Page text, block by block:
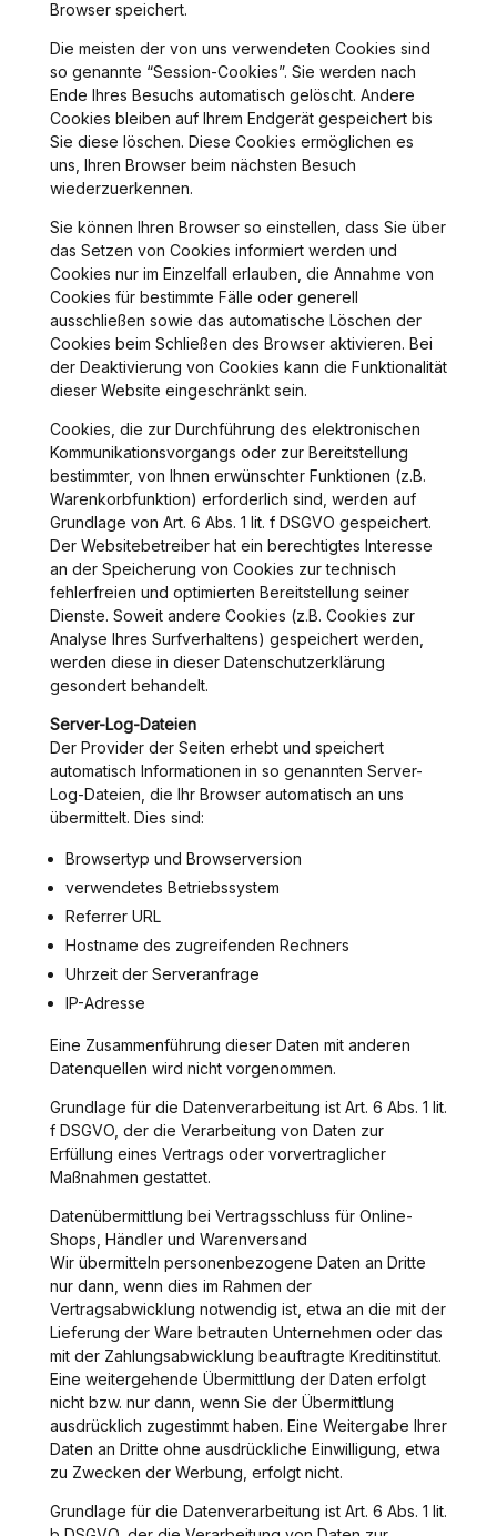
Browser speichert.
Die meisten der von uns verwendeten Cookies sind
so genannte “Session-Cookies”. Sie werden nach
Ende Ihres Besuchs automatisch gelöscht. Andere
Cookies bleiben auf Ihrem Endgerät gespeichert bis
Sie diese löschen. Diese Cookies ermöglichen es
uns, Ihren Browser beim nächsten Besuch
wiederzuerkennen.
Sie können Ihren Browser so einstellen, dass Sie über
das Setzen von Cookies informiert werden und
Cookies nur im Einzelfall erlauben, die Annahme von
Cookies für bestimmte Fälle oder generell
ausschließen sowie das automatische Löschen der
Cookies beim Schließen des Browser aktivieren. Bei
der Deaktivierung von Cookies kann die Funktionalität
dieser Website eingeschränkt sein.
Cookies, die zur Durchführung des elektronischen
Kommunikationsvorgangs oder zur Bereitstellung
bestimmter, von Ihnen erwünschter Funktionen (z.B.
Warenkorbfunktion) erforderlich sind, werden auf
Grundlage von Art. 6 Abs. 1 lit. f DSGVO gespeichert.
Der Websitebetreiber hat ein berechtigtes Interesse
an der Speicherung von Cookies zur technisch
fehlerfreien und optimierten Bereitstellung seiner
Dienste. Soweit andere Cookies (z.B. Cookies zur
Analyse Ihres Surfverhaltens) gespeichert werden,
werden diese in dieser Datenschutzerklärung
gesondert behandelt.
Server-Log-Dateien
Der Provider der Seiten erhebt und speichert
automatisch Informationen in so genannten Server-
Log-Dateien, die Ihr Browser automatisch an uns
übermittelt. Dies sind:
Browsertyp und Browserversion
verwendetes Betriebssystem
Referrer URL
Hostname des zugreifenden Rechners
Uhrzeit der Serveranfrage
IP-Adresse
Eine Zusammenführung dieser Daten mit anderen
Datenquellen wird nicht vorgenommen.
Grundlage für die Datenverarbeitung ist Art. 6 Abs. 1 lit.
f DSGVO, der die Verarbeitung von Daten zur
Erfüllung eines Vertrags oder vorvertraglicher
Maßnahmen gestattet.
Datenübermittlung bei Vertragsschluss für Online-
Shops, Händler und Warenversand
Wir übermitteln personenbezogene Daten an Dritte
nur dann, wenn dies im Rahmen der
Vertragsabwicklung notwendig ist, etwa an die mit der
Lieferung der Ware betrauten Unternehmen oder das
mit der Zahlungsabwicklung beauftragte Kreditinstitut.
Eine weitergehende Übermittlung der Daten erfolgt
nicht bzw. nur dann, wenn Sie der Übermittlung
ausdrücklich zugestimmt haben. Eine Weitergabe Ihrer
Daten an Dritte ohne ausdrückliche Einwilligung, etwa
zu Zwecken der Werbung, erfolgt nicht.
Grundlage für die Datenverarbeitung ist Art. 6 Abs. 1 lit.